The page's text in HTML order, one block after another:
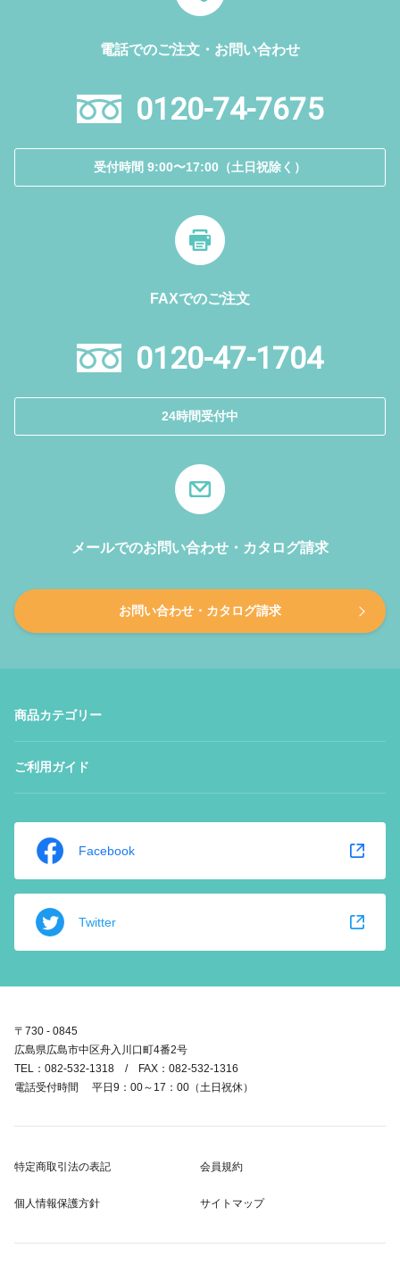
電話でのご注文・お問い合わせ
0120-74-7675
受付時間 9:00〜17:00（土日祝除く）
FAXでのご注文
0120-47-1704
24時間受付中
メールでのお問い合わせ・カタログ請求
お問い合わせ・カタログ請求
商品カテゴリー
ご利用ガイド
Facebook
Twitter
〒730 - 0845
広島県広島市中区舟入川口町4番2号
TEL：082-532-1318 / FAX：082-532-1316
電話受付時間 平日9：00～17：00（土日祝休）
特定商取引法の表記 会員規約
個人情報保護方針 サイトマップ